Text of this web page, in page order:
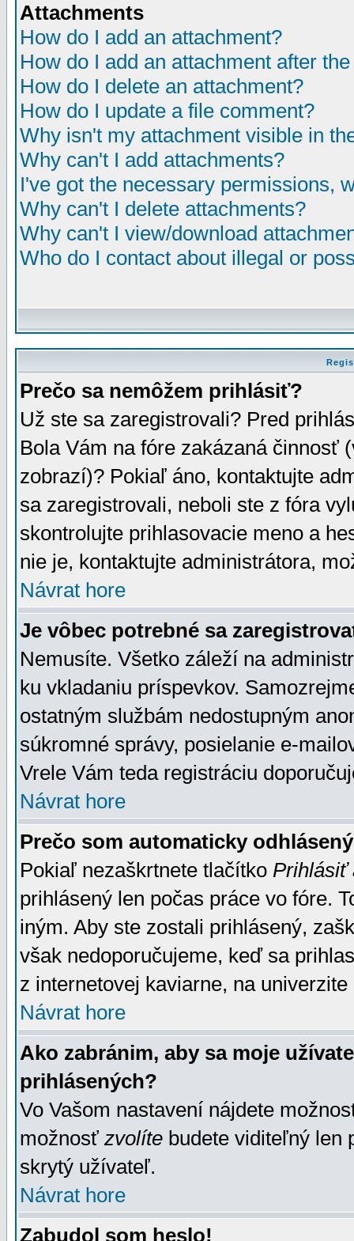
Attachments
How do I add an attachment?
How do I add an attachment after
How do I delete an attachment?
How do I update a file comment?
Why isn't my attachment visible in
Why can't I add attachments?
I've got the necessary permissions,
Why can't I delete attachments?
Why can't I view/download
Who do I contact about illegal or
Prečo sa nemôžem prihlásiť?
Už ste sa zaregistrovali? Pred
Bola Vám na fóre zakázaná činnosť
zobrazí)? Pokiaľ áno, kontaktujte
sa zaregistrovali, neboli ste z fóra
skontrolujte prihlasovacie meno a
nie je, kontaktujte administrátora,
Návrat hore
Je vôbec potrebné sa
Nemusíte. Všetko záleží na
ku vkladaniu príspevkov.
ostatným službám nedostupným
súkromné správy, posielanie e-
Vrele Vám teda registráciu
Návrat hore
Prečo som automaticky
Pokiaľ nezaškrtnete tlačítko Prihlásiť
prihlásený len počas práce vo fóre.
iným. Aby ste zostali prihlásený,
však nedoporučujeme, keď sa
z internetovej kaviarne, na univerzite
Návrat hore
Ako zabránim, aby sa moje
prihlásených?
Vo Vašom nastavení nájdete
možnosť zvolíte budete viditeľný len
skrytý užívateľ.
Návrat hore
Zabudol som heslo!